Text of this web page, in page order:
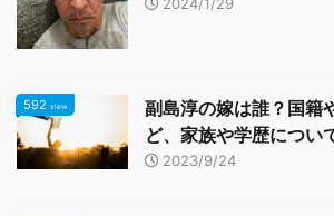
2024/1/29
592 view
副島淳の嫁は誰？国籍
ど、家族や学歴につい
2023/9/24